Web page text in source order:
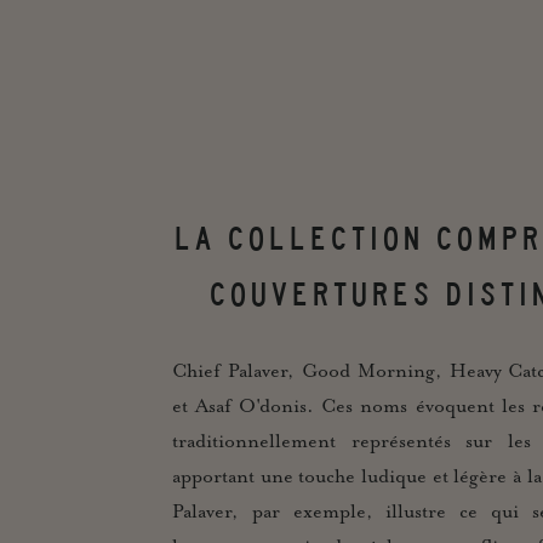
LA COLLECTION
COUVERTURES
Chief Palaver, Good Morning, Heavy
et Asaf O'donis. Ces noms évoquent les
traditionnellement représentés sur les
apportant une touche ludique et légère à
Palaver, par exemple, illustre ce qui